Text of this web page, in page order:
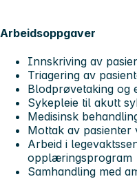
Arbeidsoppgaver
Innskriving av
Triagering av
Blodprøvetaking og
Sykepleie til akutt
Medisinsk
Mottak av pasienter
Arbeid i
opplæringsprogram
Samhandling med